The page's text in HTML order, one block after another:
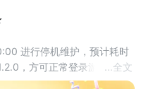
进行停机维护，预计耗时
，方可正常登录游玩，请
全文